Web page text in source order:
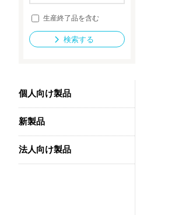
法人向け製品
生産終了品を含む
検索する
個人向け製品
新製品
法人向け製品